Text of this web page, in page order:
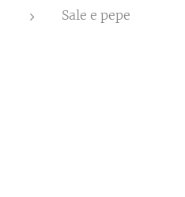
Sale e pepe